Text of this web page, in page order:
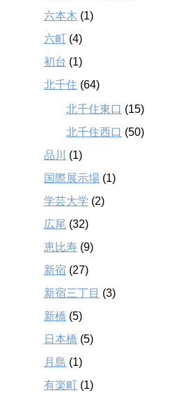
六本木 (1)
六町 (4)
初台 (1)
北千住 (64)
北千住東口 (15)
北千住西口 (50)
品川
(1)
国際展示場 (1)
学芸大学 (2)
広尾 (32)
恵比寿 (9)
新宿 (27)
新宿三丁目 (3)
新橋 (5)
日本橋 (5)
月島 (1)
有楽町 (1)